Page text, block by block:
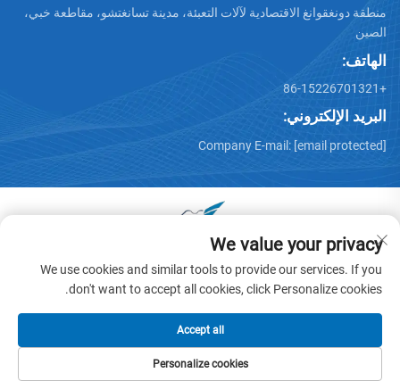
منطقة دونغقوانغ الاقتصادية لآلات التعبئة، مدينة تسانغتشو، مقاطعة خبي،
الصين
الهاتف:
+86-15226701321
البريد الإلكتروني:
Company E-mail: [email protected]
جميع الحقوق محفوظة © 2025 بواسطة دونغقوانغ هوايو عربة آلات
المحدودة -سياسة الخصوصية
We value your privacy
We use cookies and similar tools to provide our services. If you
don't want to accept all cookies, click Personalize cookies.
Personalize cookies
Accept all